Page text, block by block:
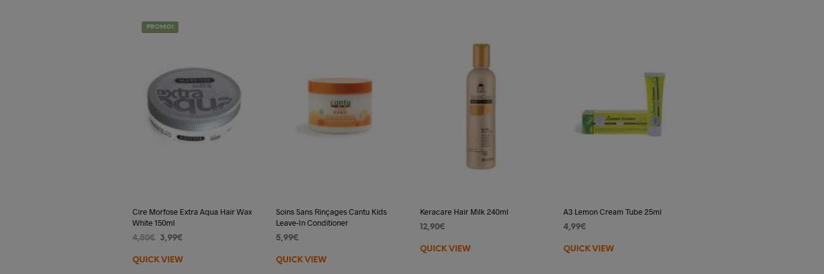
PROMO!
Cire Morfose Extra Aqua Hair Wax
White 150ml
4,50€
Le
initial
3,99€
actuel
QUICK VIEW
Soins Sans Rinçages Cantu Kids
Leave-In Conditioner
5,99€
QUICK VIEW
Keracare Hair Milk 240ml
12,90€
QUICK VIEW
A3 Lemon Cream Tube 25ml
4,99€
QUICK VIEW